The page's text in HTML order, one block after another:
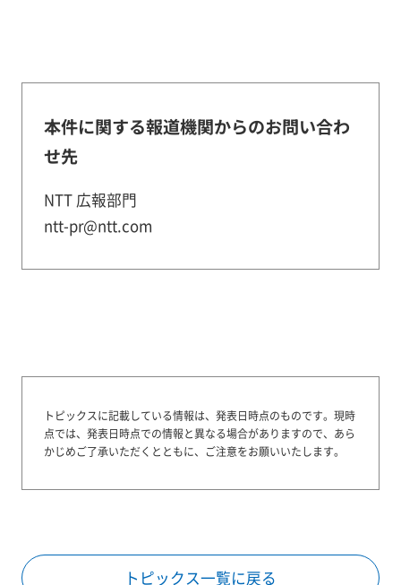
本件に関する報道機関からのお問い合わ
せ先
NTT 広報部門
ntt-pr@ntt.com
トピックスに記載している情報は、発表日時点のものです。 現時
点では、発表日時点での情報と異なる場合がありますので、あら
かじめご了承いただくとともに、ご注意をお願いいたします。
トピックス一覧に戻る